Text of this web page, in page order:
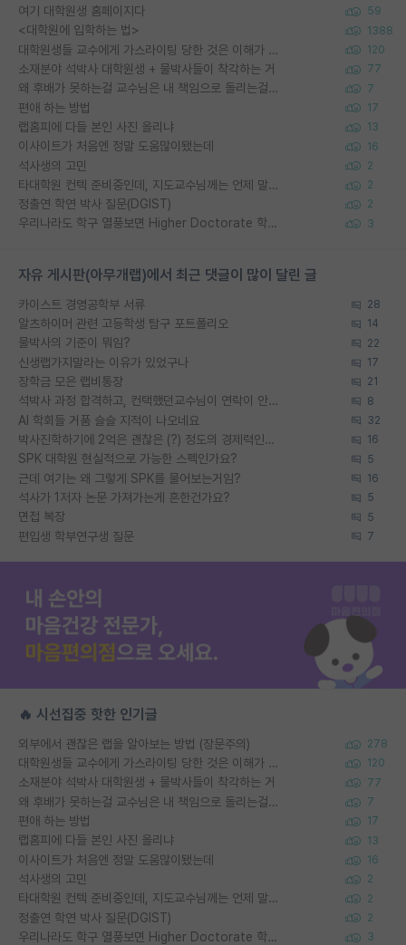
여기 대학원생 홈페이지다 59
<대학원에 입학하는 법> 1388
대학원생들 교수에게 가스라이팅 당한 것은 이해가 갑니다. 안타깝네요. 120
소재분야 석박사 대학원생 + 물박사들이 착각하는 거 77
왜 후배가 못하는걸 교수님은 내 책임으로 돌리는걸까요? 7
편애 하는 방법 17
랩홈피에 다들 본인 사진 올리냐 13
이사이트가 처음엔 정말 도움많이됐는데 16
석사생의 고민 2
타대학원 컨텍 준비중인데, 지도교수님께는 언제 말씀드려야 할까요? 2
정출연 학연 박사 질문(DGIST) 2
우리나라도 학구 열풍보면 Higher Doctorate 학위가 필요하다고 봅니다. 3
자유 게시판(아무개랩)에서 최근 댓글이 많이 달린 글
카이스트 경영공학부 서류 28
알츠하이머 관련 고등학생 탐구 포트폴리오 14
물박사의 기준이 뭐임? 22
신생랩가지말라는 이유가 있었구나 17
장학금 모은 랩비통장 21
석박사 과정 합격하고, 컨택했던교수님이 연락이 안됩니다... 8
AI 학회들 거품 슬슬 지적이 나오네요 32
박사진학하기에 2억은 괜찮은 (?) 정도의 경제력인가요 16
SPK 대학원 현실적으로 가능한 스펙인가요? 5
근데 여기는 왜 그렇게 SPK를 물어보는거임? 16
석사가 1저자 논문 가져가는게 흔한건가요? 5
면접 복장 5
편입생 학부연구생 질문 7
🔥 시선집중 핫한 인기글
외부에서 괜찮은 랩을 알아보는 방법 (장문주의) 278
대학원생들 교수에게 가스라이팅 당한 것은 이해가 갑니다. 안타깝네요. 120
소재분야 석박사 대학원생 + 물박사들이 착각하는 거 77
왜 후배가 못하는걸 교수님은 내 책임으로 돌리는걸까요? 7
편애 하는 방법 17
랩홈피에 다들 본인 사진 올리냐 13
이사이트가 처음엔 정말 도움많이됐는데 16
석사생의 고민 2
타대학원 컨텍 준비중인데, 지도교수님께는 언제 말씀드려야 할까요? 2
정출연 학연 박사 질문(DGIST) 2
우리나라도 학구 열풍보면 Higher Doctorate 학위가 필요하다고 봅니다. 3